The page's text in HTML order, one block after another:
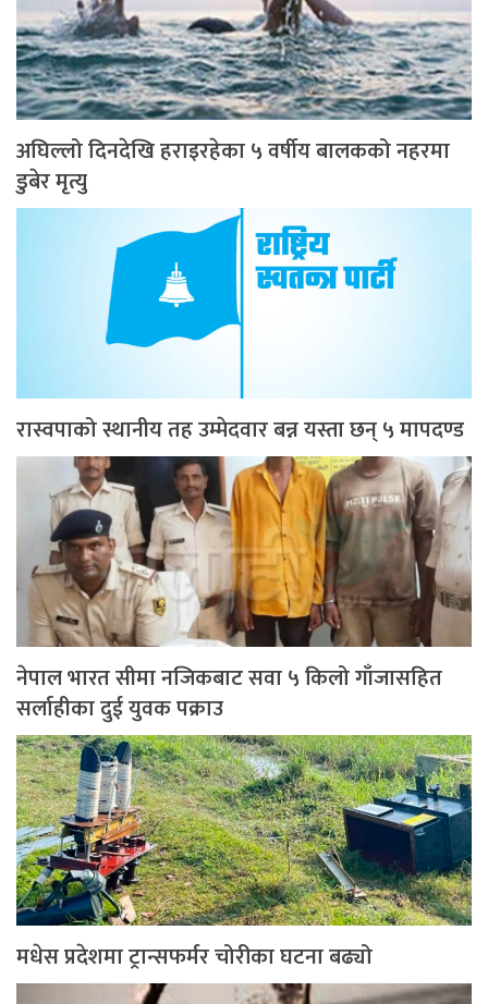
अघिल्लो दिनदेखि हराइरहेका ५ वर्षीय बालकको नहरमा
डुबेर मृत्यु
रास्वपाको स्थानीय तह उम्मेदवार बन्न यस्ता छन् ५ मापदण्ड
नेपाल भारत सीमा नजिकबाट सवा ५ किलो गाँजासहित
सर्लाहीका दुई युवक पक्राउ
मधेस प्रदेशमा ट्रान्सफर्मर चोरीका घटना बढ्यो